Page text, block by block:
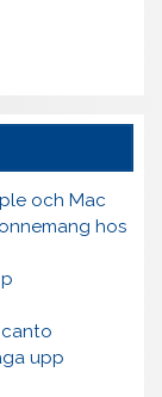
och Mac
hos
upp